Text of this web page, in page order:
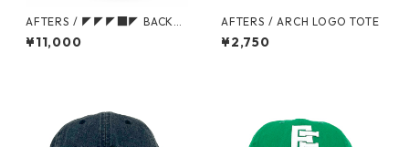
AFTERS / ◤◤◤■◤ BACKPA
CK
¥11,000
AFTERS / ARCH LOGO TOTE
¥2,750